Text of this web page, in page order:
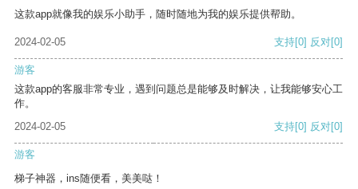
这款app就像我的娱乐小助手，随时随地为我的娱乐提供帮助。
2024-02-05 支持[0] 反对[0]
游客
这款app的客服非常专业，遇到问题总是能够及时解决，让我能够安心工
作。
2024-02-05
支持[0] 反对[0]
游客
梯子神器，ins随便看，美美哒！